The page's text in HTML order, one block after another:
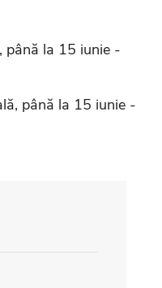
până la 15 iunie -
până la 15 iunie -